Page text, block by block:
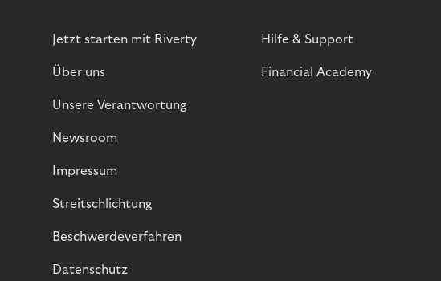
Jetzt starten mit Riverty
Über uns
Unsere Verantwortung
Newsroom
Impressum
Streitschlichtung
Beschwerdeverfahren
Datenschutz
Hilfe & Support
Financial Academy